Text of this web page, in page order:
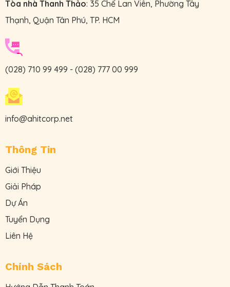
Tòa nhà Thanh Thảo: 35 Chế Lan Viên, Phường Tây
Thạnh, Quận Tân Phú, TP. HCM
(028) 710 99 499 - (028) 777 00 999
info@ahitcorp.net
Thông Tin
Giới Thiệu
Giải Pháp
Dự Án
Tuyển Dụng
Liên Hệ
Chính Sách